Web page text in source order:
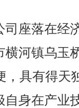
座落在经
河镇乌玉
，具有得天
自身在产业